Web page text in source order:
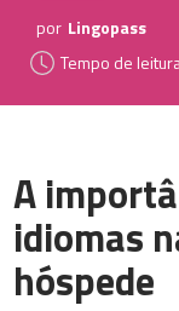
por Lingopass
Tempo de
A
idiomas
hóspede